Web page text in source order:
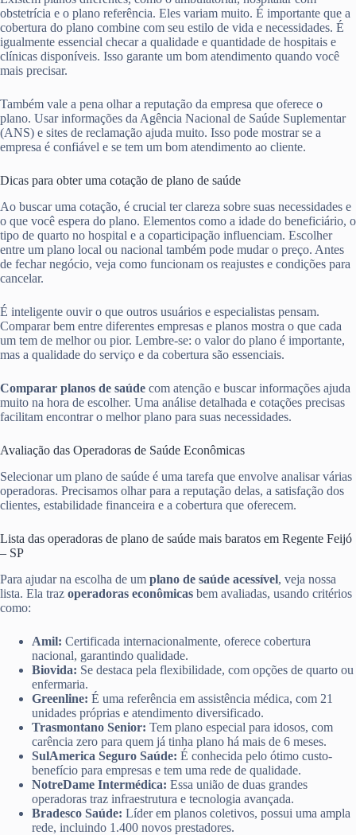
obstetrícia e o plano referência. Eles variam muito. É importante que a
cobertura do plano combine com seu estilo de vida e necessidades. É
igualmente essencial checar a qualidade e quantidade de hospitais e
clínicas disponíveis. Isso garante um bom atendimento quando você
mais precisar.
Também vale a pena olhar a reputação da empresa que oferece o
plano. Usar informações da Agência Nacional de Saúde Suplementar
(ANS) e sites de reclamação ajuda muito. Isso pode mostrar se a
empresa é confiável e se tem um bom atendimento ao cliente.
Dicas para obter uma cotação de plano de saúde
Ao buscar uma cotação, é crucial ter clareza sobre suas necessidades e
o que você espera do plano. Elementos como a idade do beneficiário, o
tipo de quarto no hospital e a coparticipação influenciam. Escolher
entre um plano local ou nacional também pode mudar o preço. Antes
de fechar negócio, veja como funcionam os reajustes e condições para
cancelar.
É inteligente ouvir o que outros usuários e especialistas pensam.
Comparar bem entre diferentes empresas e planos mostra o que cada
um tem de melhor ou pior. Lembre-se: o valor do plano é importante,
mas a qualidade do serviço e da cobertura são essenciais.
Comparar planos de saúde com atenção e buscar informações ajuda
muito na hora de escolher. Uma análise detalhada e cotações precisas
facilitam encontrar o melhor plano para suas necessidades.
Avaliação das Operadoras de Saúde Econômicas
Selecionar um plano de saúde é uma tarefa que envolve analisar várias
operadoras. Precisamos olhar para a reputação delas, a satisfação dos
clientes, estabilidade financeira e a cobertura que oferecem.
Lista das operadoras de plano de saúde mais baratos em Regente Feijó
– SP
Para ajudar na escolha de um plano de saúde acessível, veja nossa
lista. Ela traz operadoras econômicas bem avaliadas, usando critérios
como:
Amil: Certificada internacionalmente, oferece cobertura
nacional, garantindo qualidade.
Biovida: Se destaca pela flexibilidade, com opções de quarto ou
enfermaria.
Greenline: É uma referência em assistência médica, com 21
unidades próprias e atendimento diversificado.
Trasmontano Senior: Tem plano especial para idosos, com
carência zero para quem já tinha plano há mais de 6 meses.
SulAmerica Seguro Saúde: É conhecida pelo ótimo custo-
benefício para empresas e tem uma rede de qualidade.
NotreDame Intermédica: Essa união de duas grandes
operadoras traz infraestrutura e tecnologia avançada.
Bradesco Saúde: Líder em planos coletivos, possui uma ampla
rede, incluindo 1.400 novos prestadores.